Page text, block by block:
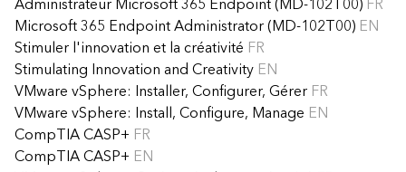
Administrateur Microsoft 365 Endpoint (MD-102T00) FR
Microsoft 365 Endpoint Administrator (MD-102T00) EN
Stimuler l'innovation et la créativité FR
Stimulating Innovation and Creativity EN
VMware vSphere: Installer, Configurer, Gérer FR
VMware vSphere: Install, Configure, Manage EN
CompTIA CASP+ FR
CompTIA CASP+ EN